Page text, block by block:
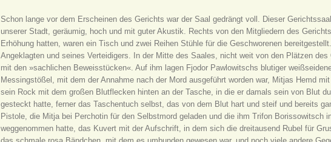
Schon lange vor dem Erscheinen des Gerichts war der Saal gedrängt voll. Dieser
unserer Stadt, geräumig, hoch und mit guter Akustik. Rechts von den Mitgliedern des
Erhöhung hatten, waren ein Tisch und zwei Reihen Stühle für die Geschworenen
Angeklagten und seines Verteidigers. In der Mitte des Saales, nicht weit von den Plätzen
mit den »sachlichen Beweisstücken«. Auf ihm lagen Fjodor Pawlowitschs blutiger
Messingstößel, mit dem der Annahme nach der Mord ausgeführt worden war, Mitjas Hemd
sein Rock mit dem großen Blutflecken hinten an der Tasche, in die er damals sein von Blut
gesteckt hatte, ferner das Taschentuch selbst, das von dem Blut hart und steif und bereits
Pistole, die Mitja bei Perchotin für den Selbstmord geladen und die ihm Trifon Borissowitsch
weggenommen hatte, das Kuvert mit der Aufschrift, in dem sich die dreitausend Rubel für